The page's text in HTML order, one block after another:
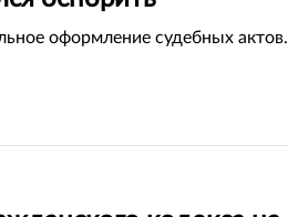
оформление судебных актов.